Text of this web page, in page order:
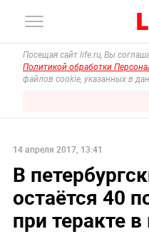
Посещая сайт life.ru, Вы
Политикой обработки
файлов cookie, указанных в
14 апреля 2017, 13:41
В
остаётся 40
при теракте